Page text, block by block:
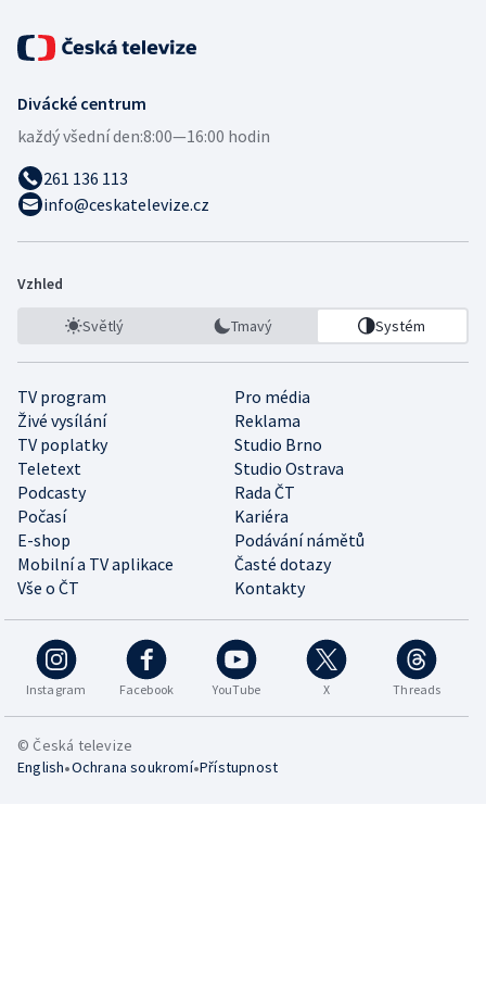
Divácké centrum
každý všední den:8:00—16:00 hodin
261 136 113
info@ceskatelevize.cz
Vzhled
Světlý Tmavý Systém
TV program
Pro média
Živé vysílání
Reklama
TV poplatky
Studio Brno
Teletext
Studio Ostrava
Podcasty
Rada ČT
Počasí
Kariéra
E-shop
Podávání námětů
Mobilní a TV aplikace
Časté dotazy
Vše o ČT
Kontakty
Instagram Facebook YouTube X Threads
© Česká televize
English•Ochrana soukromí•Přístupnost